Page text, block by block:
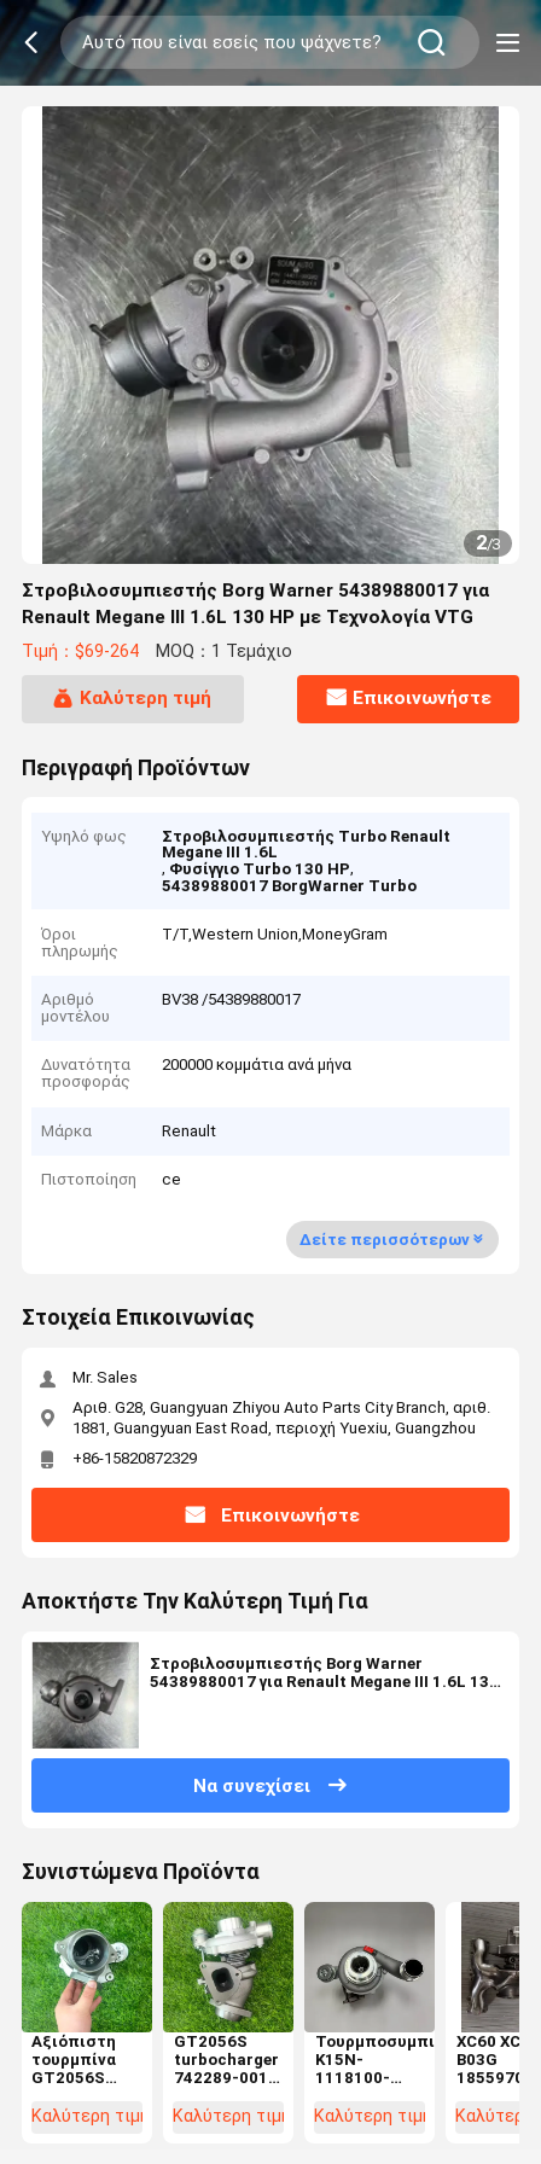
2/3
Στροβιλοσυμπιεστής Borg Warner 54389880017 για
Renault Megane III 1.6L 130 HP με Τεχνολογία VTG
Τιμή：$69-264 MOQ：1 Τεμάχιο
Καλύτερη τιμή Επικοινωνήστε
Περιγραφή Προϊόντων
Υψηλό φως
Στροβιλοσυμπιεστής Turbo Renault
Megane III 1.6L
, Φυσίγγιο Turbo 130 HP,
54389880017 BorgWarner Turbo
Όροι
πληρωμής
T/T,Western Union,MoneyGram
Αριθμό
μοντέλου
BV38 /54389880017
Δυνατότητα
προσφοράς
200000 κομμάτια ανά μήνα
Μάρκα Renault
Πιστοποίηση ce
Δείτε περισσότερων
Στοιχεία Επικοινωνίας
Mr. Sales
Αριθ. G28, Guangyuan Zhiyou Auto Parts City Branch, αριθ.
1881, Guangyuan East Road, περιοχή Yuexiu, Guangzhou
+86-15820872329
Επικοινωνήστε
Αποκτήστε Την Καλύτερη Τιμή Για
Στροβιλοσυμπιεστής Borg Warner
54389880017 για Renault Megane III 1.6L 130
Να συνεχίσει
Συνιστώμενα Προϊόντα
Αξιόπιστη
τουρμπίνα
GT2056S
5005S
Καλύτερη τιμή
GT2056S
turbocharger
742289-001
SsangYong
Καλύτερη τιμή
Τουρμποσυμπιεστή
K15N-
1118100-
6377580
Καλύτερη τιμή
XC60 XC90
B03G
Billet για
Καλύτερη